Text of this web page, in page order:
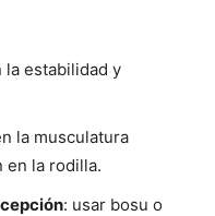
la estabilidad y
la musculatura
en la rodilla.
: usar bosu o